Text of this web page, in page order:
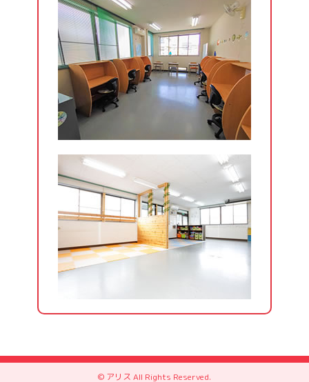
© アリス All Rights Reserved.